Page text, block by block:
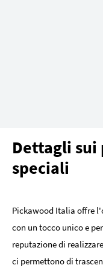
Dettagli
speciali
Pickawood Italia offre
con un tocco unico e
reputazione di
ci permettono di